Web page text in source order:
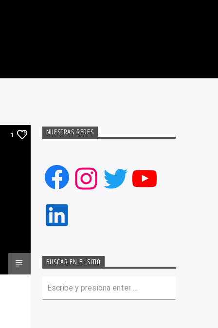
1 NUESTRAS REDES
Facebook
Instagram
Twitter
LinkedIn
BUSCAR EN EL SITIO